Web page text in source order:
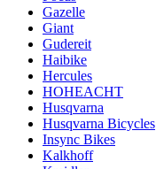
Gazelle
Giant
Gudereit
Haibike
Hercules
HOHEACHT
Husqvarna
Husqvarna Bicycles
Insync Bikes
Kalkhoff